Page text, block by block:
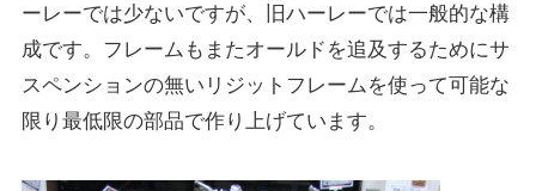
ーレーでは少ないですが、旧ハーレーでは一般的な構
成です。フレームもまたオールドを追及するためにサ
スペンションの無いリジットフレームを使って可能な
限り最低限の部品で作り上げています。